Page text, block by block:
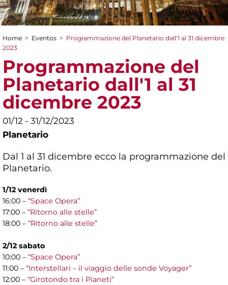
You are here
Home > Eventos > Programmazione del Planetario dall'1 al 31 dicembre
2023
Programmazione del
Planetario dall'1 al 31
dicembre 2023
01/12 - 31/12/2023
Planetario
Dal 1 al 31 dicembre ecco la programmazione del
Planetario.
1/12 venerdì
16:00 – “Space Opera”
17:00 – “Ritorno alle stelle”
18:00 – “Ritorno alle stelle”
2/12 sabato
10:00 – “Space Opera”
11:00 – “Interstellari – il viaggio delle sonde Voyager”
12:00 – “Girotondo tra i Pianeti”